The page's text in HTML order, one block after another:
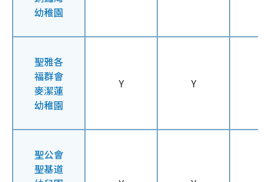
幼稚園
聖雅各
福群會
麥潔蓮
幼稚園
Y Y
聖公會
聖基道